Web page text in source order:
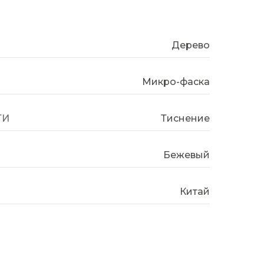
Дерево
Микро-фаска
Тиснение
Бежевый
Китай